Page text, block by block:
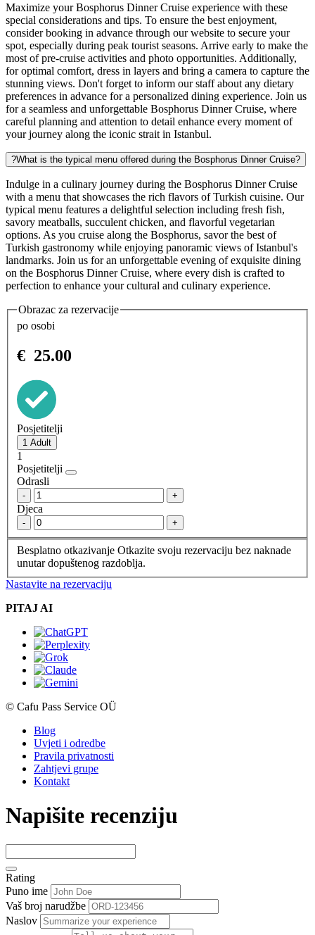
Maximize your Bosphorus Dinner Cruise experience with these
special considerations and tips. To ensure the best enjoyment,
consider booking in advance through our website to secure your
spot, especially during peak tourist seasons. Arrive early to make the
most of pre-cruise activities and photo opportunities. Additionally,
for optimal comfort, dress in layers and bring a camera to capture the
stunning views. Don't forget to inform our staff about any dietary
preferences in advance for a personalized dining experience. Join us
for a seamless and unforgettable Bosphorus Dinner Cruise, where
careful planning and attention to detail enhance every moment of
your journey along the iconic strait in Istanbul.
?What is the typical menu offered during the Bosphorus Dinner Cruise?
Indulge in a culinary journey during the Bosphorus Dinner Cruise
with a menu that showcases the rich flavors of Turkish cuisine. Our
typical menu features a delightful selection including fresh fish,
savory meatballs, succulent chicken, and flavorful vegetarian
options. As you cruise along the Bosphorus, savor the best of
Turkish gastronomy while enjoying panoramic views of Istanbul's
landmarks. Join us for an unforgettable evening of exquisite dining
on the Bosphorus Dinner Cruise, where every dish is crafted to
perfection to enhance your cultural and culinary experience.
Obrazac za rezervacije
po osobi
€ 25.00
Posjetitelji
1
Posjetitelji
Odrasli
- +
Djeca
- +
Besplatno otkazivanje Otkazite svoju rezervaciju bez naknade
unutar dopuštenog razdoblja.
Nastavite na rezervaciju
PITAJ AI
© Cafu Pass Service OÜ
Blog
Uvjeti i odredbe
Pravila privatnosti
Zahtjevi grupe
Kontakt
Napišite recenziju
Rating
Puno ime
Vaš broj narudžbe
Naslov